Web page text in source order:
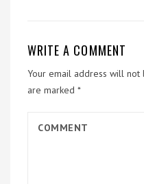
WRITE A COMMENT
Your email address will not
are marked *